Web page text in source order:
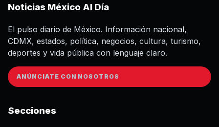
Noticias México Al Día
El pulso diario de México. Información nacional,
CDMX, estados, política, negocios, cultura, turismo,
deportes y vida pública con lenguaje claro.
ANÚNCIATE CON NOSOTROS
Secciones